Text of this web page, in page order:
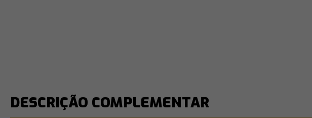
DESCRIÇÃO COMPLEMENTAR